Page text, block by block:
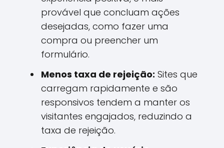
provável que concluam ações
desejadas, como fazer uma
compra ou preencher um
formulário.
Menos taxa de rejeição: Sites que
carregam rapidamente e são
responsivos tendem a manter os
visitantes engajados, reduzindo a
taxa de rejeição.